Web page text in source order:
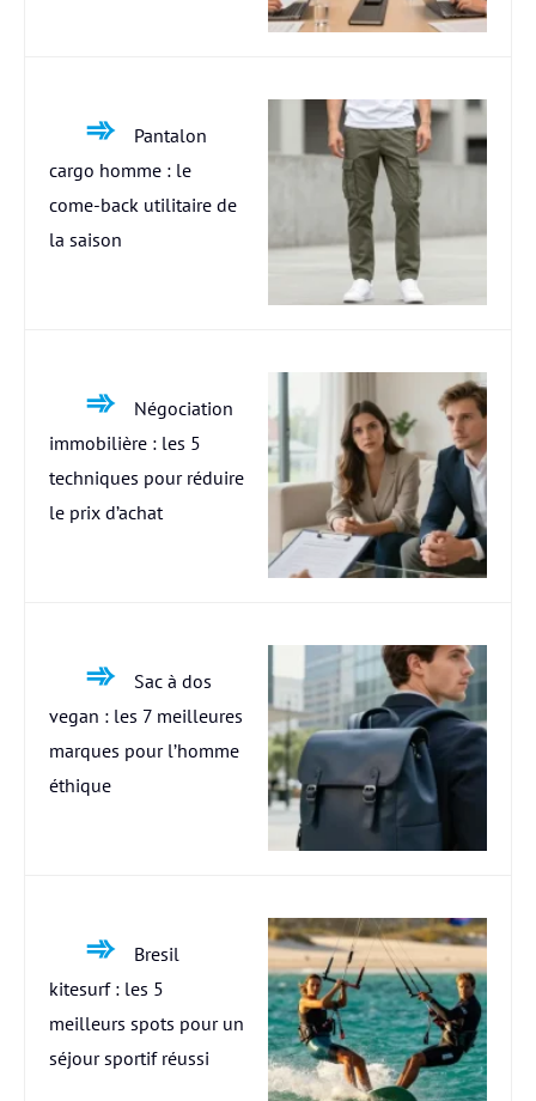
Pantalon
cargo homme : le
come-back utilitaire de
la saison
Négociation
immobilière : les 5
techniques pour réduire
le prix d’achat
Sac à dos
vegan : les 7 meilleures
marques pour l’homme
éthique
Bresil
kitesurf : les 5
meilleurs spots pour un
séjour sportif réussi